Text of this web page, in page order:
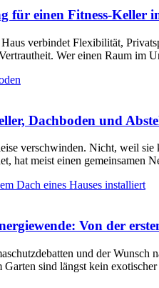
für einen Fitness-Keller
verbindet Flexibilität,
Wer einen Raum
Dachboden und
verschwinden. Nicht, weil
hat meist einen gemeinsamen
Von der
und der
Garten sind längst kein